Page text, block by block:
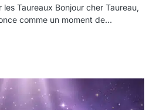
les Taureaux Bonjour cher Taureau,
comme un moment de…